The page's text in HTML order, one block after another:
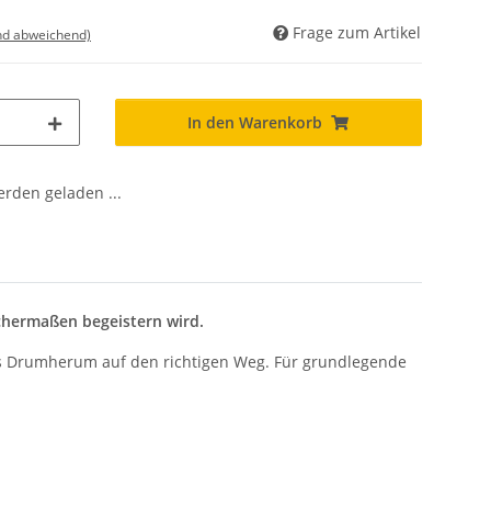
abweichend) Frage zum Artikel
In den Warenkorb
geladen ...
begeistern wird.
auf den richtigen Weg. Für grundlegende